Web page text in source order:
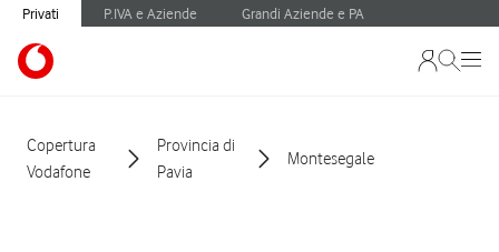
Privati P.IVA e Aziende Grandi Aziende e PA
Copertura
Vodafone
Provincia di
Pavia
Montesegale